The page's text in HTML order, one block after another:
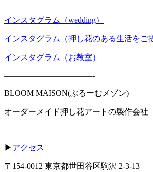
インスタグラム（wedding）
インスタグラム（押し花のある生活をご
インスタグラム（お教室）
———————————-
BLOOM MAISON(ぶるーむメゾン)
オーダーメイド押し花アートの製作会社
▶ アクセス
〒154-0012 東京都世田谷区駒沢 2-3-13